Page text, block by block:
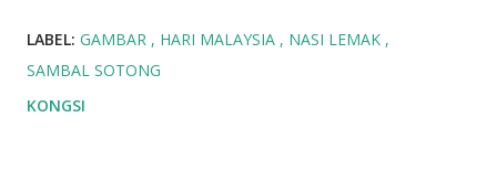
LABEL: GAMBAR HARI MALAYSIA
NASI LEMAK
SAMBAL SOTONG
KONGSI